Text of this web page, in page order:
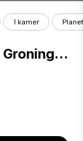
1 kamer
Planetenlaan 385, 9742HN, Groningen